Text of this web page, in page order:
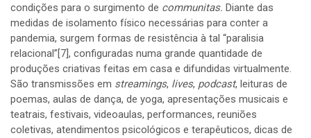
condições para o surgimento de communitas. Diante das
medidas de isolamento físico necessárias para conter a
pandemia, surgem formas de resistência à tal “paralisia
relacional”[7], configuradas numa grande quantidade de
produções criativas feitas em casa e difundidas virtualmente.
São transmissões em streamings, lives, podcast, leituras de
poemas, aulas de dança, de yoga, apresentações musicais e
teatrais, festivais, videoaulas, performances, reuniões
coletivas, atendimentos psicológicos e terapêuticos, dicas de